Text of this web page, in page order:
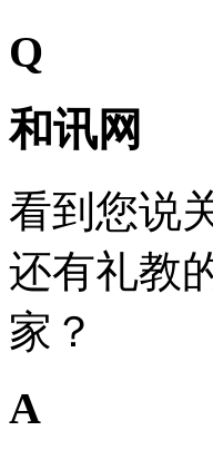
Q
和讯网
看到您说
还有礼教
家？
A